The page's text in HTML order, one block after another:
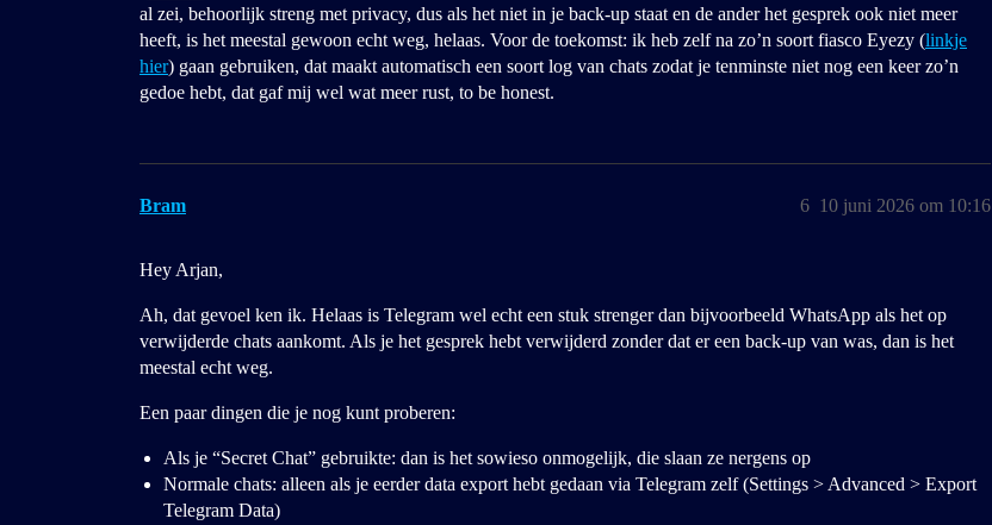
al zei, behoorlijk streng met privacy, dus als het niet in je back-up staat en de ander het gesprek ook niet meer
heeft, is het meestal gewoon echt weg, helaas. Voor de toekomst: ik heb zelf na zo’n soort fiasco Eyezy (linkje
hier) gaan gebruiken, dat maakt automatisch een soort log van chats zodat je tenminste niet nog een keer zo’n
gedoe hebt, dat gaf mij wel wat meer rust, to be honest.
Bram 10 juni 2026 om 10:16
6
Hey Arjan,
Ah, dat gevoel ken ik. Helaas is Telegram wel echt een stuk strenger dan bijvoorbeeld WhatsApp als het op
verwijderde chats aankomt. Als je het gesprek hebt verwijderd zonder dat er een back-up van was, dan is het
meestal echt weg.
Een paar dingen die je nog kunt proberen:
Als je “Secret Chat” gebruikte: dan is het sowieso onmogelijk, die slaan ze nergens op
Normale chats: alleen als je eerder data export hebt gedaan via Telegram zelf (Settings > Advanced > Export
Telegram Data)